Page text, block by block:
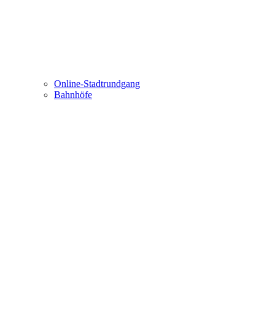
Online-Stadtrundgang
Bahnhöfe